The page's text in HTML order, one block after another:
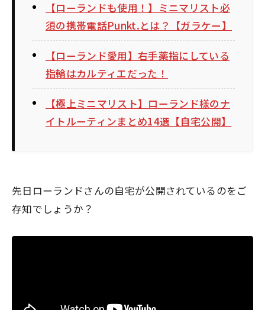
【ローランドも使用！】ミニマリスト必
須の携帯電話Punkt.とは？【ガラケー】
【ローランド愛用】右手薬指にしている
指輪はカルティエだった！
【極上ミニマリスト】ローランド様のナ
イトルーティンまとめ14選【自宅公開】
先日ローランドさんの自宅が公開されているのをご
存知でしょうか？